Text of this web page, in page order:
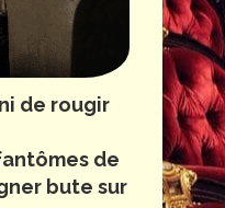
de rougir
de
bute sur